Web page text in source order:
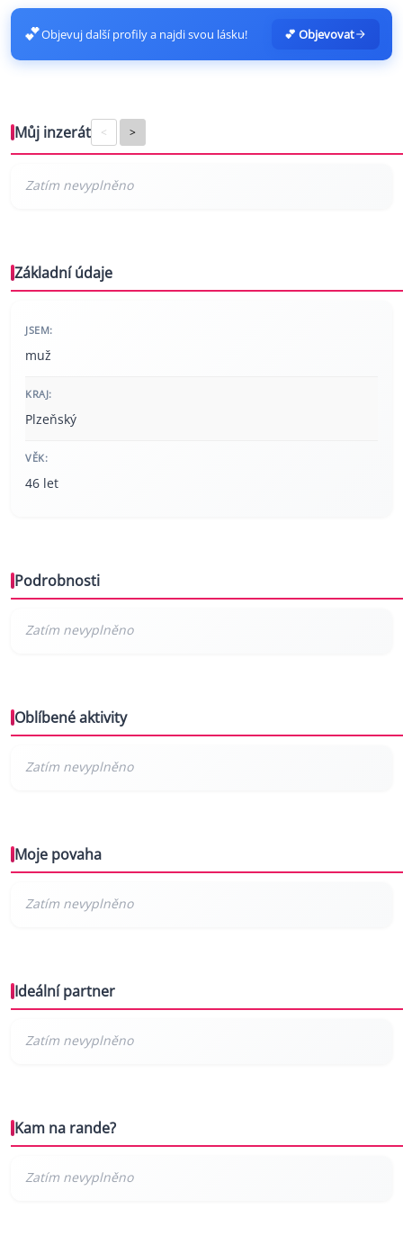
💕Objevuj další profily a najdi svou lásku! 💕 Objevovat
Můj inzerát < >
Základní údaje
JSEM:
muž
KRAJ:
Plzeňský
VĚK:
46 let
Podrobnosti
Oblíbené aktivity
Moje povaha
Ideální partner
Kam na rande?